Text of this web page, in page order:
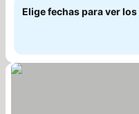
Elige fechas para ver